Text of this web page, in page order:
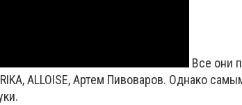
Все они
ALLOISE, Артем Пивоваров. Однако